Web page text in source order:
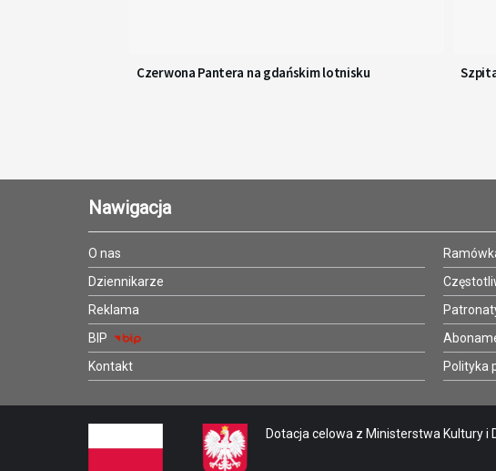
Czerwona Pantera na gdańskim lotnisku
Nawigacja
O nas
Dziennikarze
Reklama
BIP
Kontakt
Polityka
Dotacja celowa z Ministerstwa Kultury